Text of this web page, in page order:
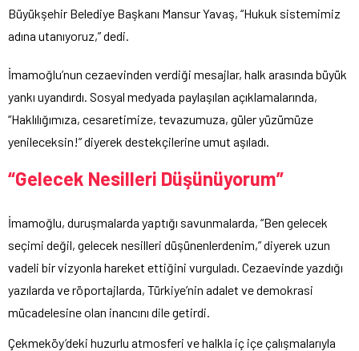
Büyükşehir Belediye Başkanı Mansur Yavaş, “Hukuk sistemimiz
adına utanıyoruz,” dedi.
İmamoğlu’nun cezaevinden verdiği mesajlar, halk arasında büyük
yankı uyandırdı. Sosyal medyada paylaşılan açıklamalarında,
“Haklılığımıza, cesaretimize, tevazumuza, güler yüzümüze
yenileceksin!” diyerek destekçilerine umut aşıladı.
“Gelecek Nesilleri Düşünüyorum”
İmamoğlu, duruşmalarda yaptığı savunmalarda, “Ben gelecek
seçimi değil, gelecek nesilleri düşünenlerdenim,” diyerek uzun
vadeli bir vizyonla hareket ettiğini vurguladı. Cezaevinde yazdığı
yazılarda ve röportajlarda, Türkiye’nin adalet ve demokrasi
mücadelesine olan inancını dile getirdi.
Çekmeköy’deki huzurlu atmosferi ve halkla iç içe çalışmalarıyla